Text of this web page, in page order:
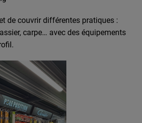
de couvrir différentes pratiques :
carpe… avec des équipements